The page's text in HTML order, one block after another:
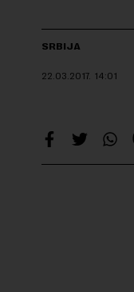
SRBIJA
22.03.2017. 14:01